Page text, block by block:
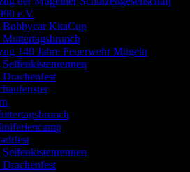
e.V.
Bobbycar KitaCup
Muttertagsbrunch
140 Jahre Feuerwehr Mügeln
Drachenfest
Drachenfest